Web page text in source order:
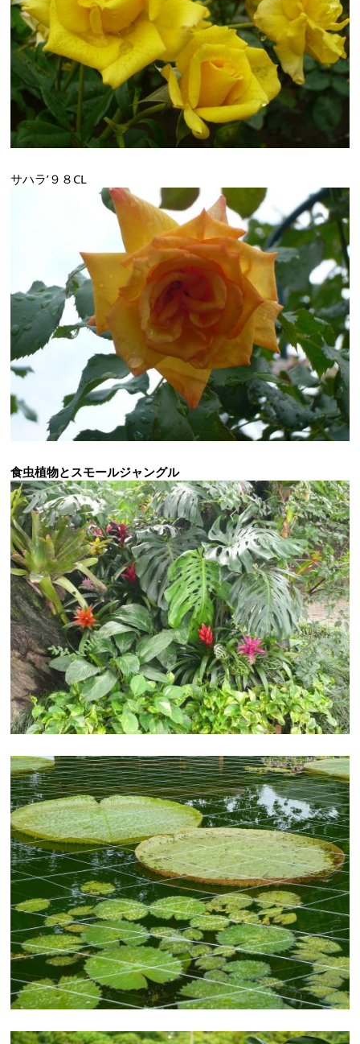
サハラ’９８CL
食虫植物とスモールジャングル